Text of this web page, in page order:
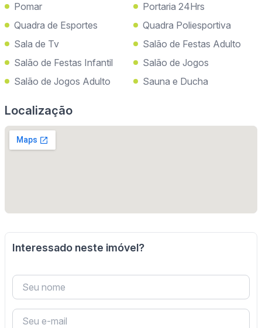
Pomar
Portaria 24Hrs
Quadra de Esportes
Quadra Poliesportiva
Sala de Tv
Salão de Festas Adulto
Salão de Festas Infantil
Salão de Jogos
Salão de Jogos Adulto
Sauna e Ducha
Localização
Interessado neste imóvel?